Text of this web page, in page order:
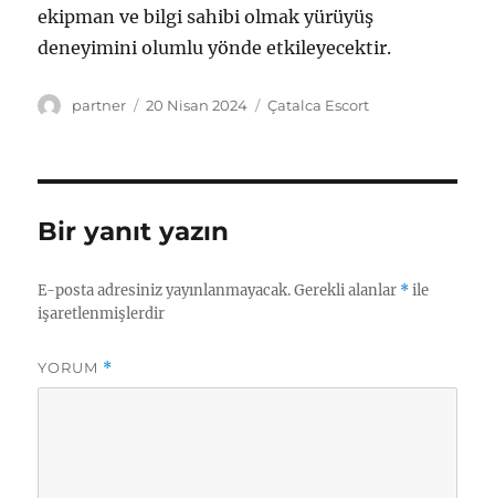
ekipman ve bilgi sahibi olmak yürüyüş
deneyimini olumlu yönde etkileyecektir.
Yazar
partner
Yayın
20 Nisan 2024 Kategoriler
Çatalca Escort
Bir yanıt yazın
E-posta adresiniz yayınlanmayacak. Gerekli alanlar *ile
işaretlenmişlerdir
YORUM *